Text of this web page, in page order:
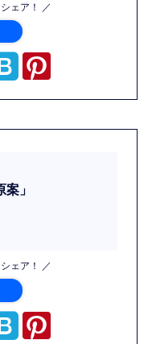
ェア！ ／
」
ェア！ ／